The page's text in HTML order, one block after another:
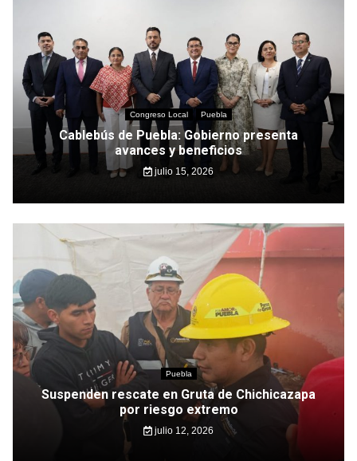
Congreso Local Puebla
Cablebús de Puebla: Gobierno presenta
avances y beneficios
julio 15, 2026
Puebla
Suspenden rescate en Gruta de Chichicazapa
por riesgo extremo
julio 12, 2026